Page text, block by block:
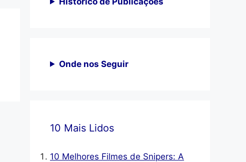
Onde nos Seguir
10 Mais Lidos
10 Melhores Filmes de Snipers: A